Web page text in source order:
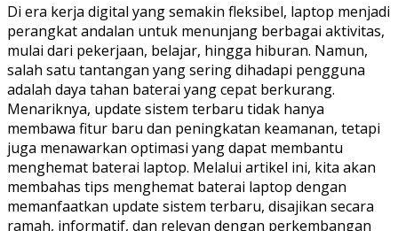
Di era kerja digital yang semakin fleksibel, laptop menjadi
perangkat andalan untuk menunjang berbagai aktivitas,
mulai dari pekerjaan, belajar, hingga hiburan. Namun,
salah satu tantangan yang sering dihadapi pengguna
adalah daya tahan baterai yang cepat berkurang.
Menariknya, update sistem terbaru tidak hanya
membawa fitur baru dan peningkatan keamanan, tetapi
juga menawarkan optimasi yang dapat membantu
menghemat baterai laptop. Melalui artikel ini, kita akan
membahas tips menghemat baterai laptop dengan
memanfaatkan update sistem terbaru, disajikan secara
ramah, informatif, dan relevan dengan perkembangan